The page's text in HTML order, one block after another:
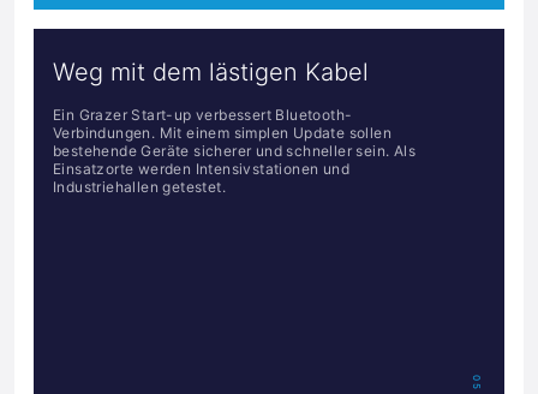
Weg mit dem lästigen Kabel
Ein Grazer Start-up verbessert Bluetooth-
Verbindungen. Mit einem simplen Update sollen
bestehende Geräte sicherer und schneller sein. Als
Einsatzorte werden Intensivstationen und
Industriehallen getestet.